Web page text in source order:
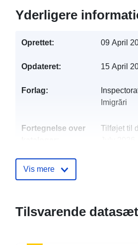
Yderligere
Oprettet: 09 April
Opdateret: 15 April
Forlag:
Imigrări
Fortegnelse over
Tilføjet til
Vis mere
Tilsvarende datasæt